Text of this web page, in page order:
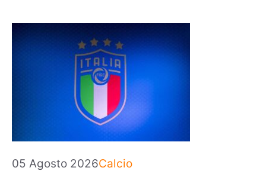
05 Agosto 2026Categorie
Calcio